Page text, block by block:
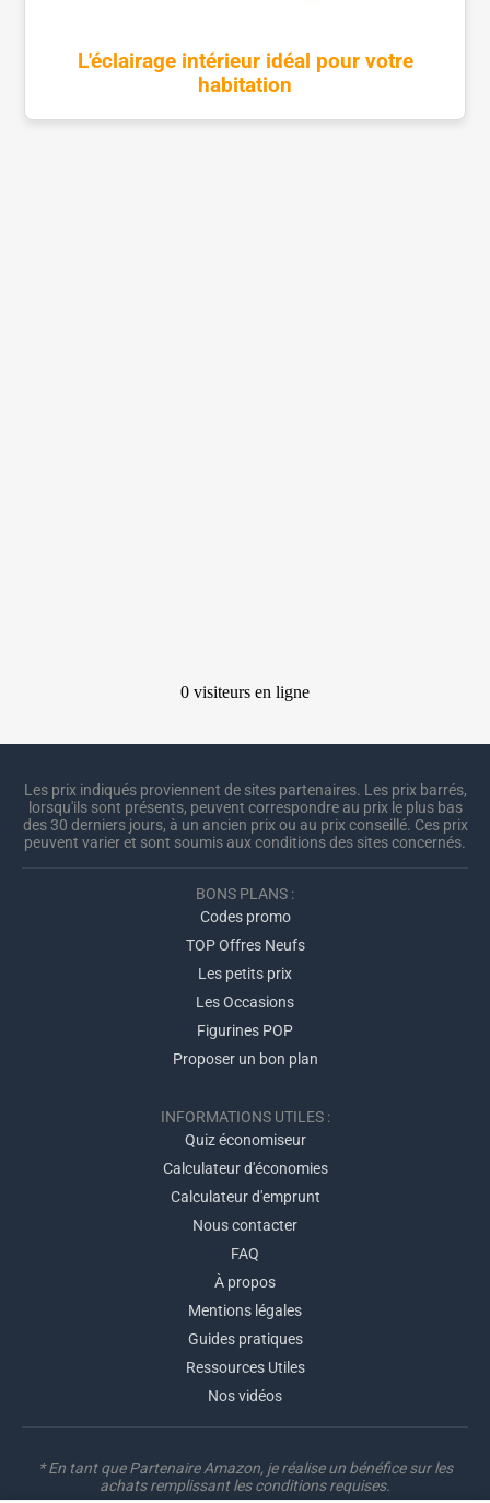
L'éclairage intérieur idéal pour votre
habitation
Les prix indiqués proviennent de sites partenaires. Les prix barrés,
lorsqu'ils sont présents, peuvent correspondre au prix le plus bas
des 30 derniers jours, à un ancien prix ou au prix conseillé. Ces prix
peuvent varier et sont soumis aux conditions des sites concernés.
BONS PLANS :
Codes promo
TOP Offres Neufs
Les petits prix
Les Occasions
Figurines POP
Proposer un bon plan
INFORMATIONS UTILES :
Quiz économiseur
Calculateur d'économies
Calculateur d'emprunt
Nous contacter
FAQ
À propos
Mentions légales
Guides pratiques
Ressources Utiles
Nos vidéos
* En tant que Partenaire Amazon, je réalise un bénéfice sur les
achats remplissant les conditions requises.